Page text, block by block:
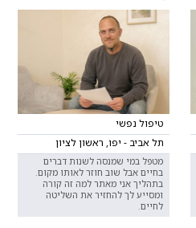
טיפול נפשי
תל אביב - יפו, ראשון לציון
מטפל במי שמנסה לשנות דברים
בחיים אבל שוב חוזר לאותו מקום.
בתהליך אני מאתר למה זה קורה
ומסייע לך להחזיר את השליטה
לחיים.